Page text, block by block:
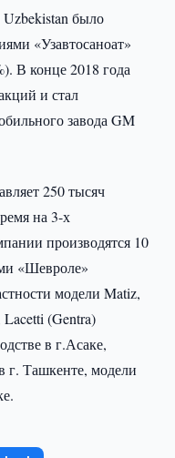
было
«Узавтосаноат»
В конце 2018 года
и стал
завода GM
250 тысяч
на 3-х
производятся 10
«Шевроле»
модели Matiz,
(Gentra)
в г.Асаке,
г. Ташкенте, модели